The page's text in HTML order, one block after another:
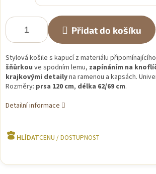
Přidat do košíku
Stylová košile s kapucí z materiálu připomínajícího
šňůrkou ve spodním lemu, zapínáním na
krajkovými detailyna ramenou a kapsách.
Rozměry: prsa 120 cm, délka 62/69 cm.
Detailní informace
HLÍDAT